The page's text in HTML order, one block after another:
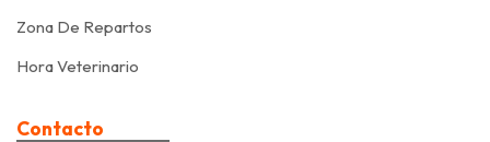
Zona De Repartos
Hora Veterinario
Contacto